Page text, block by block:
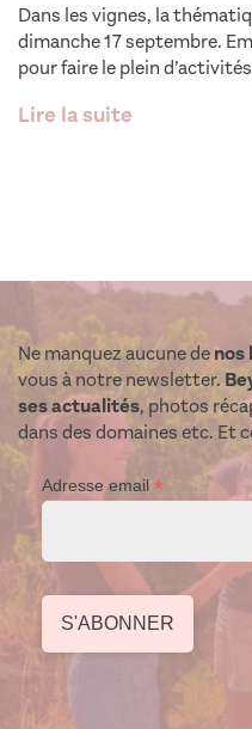
Dans les vignes, la
dimanche 17 septembre.
pour faire le plein
Lire la suite
Ne manquez aucune denos
vous à notre newsletter.
ses actualités, photos
dans des domaines etc. Et
Adresse email *